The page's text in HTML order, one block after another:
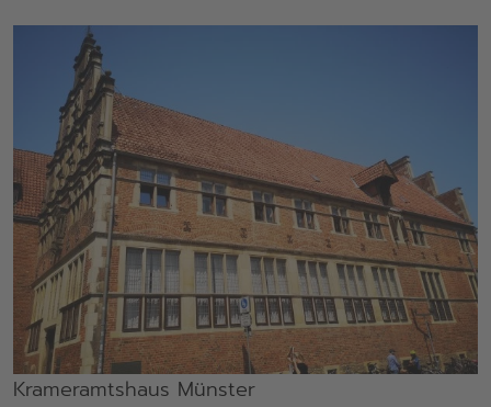
Krameramtshaus Münster